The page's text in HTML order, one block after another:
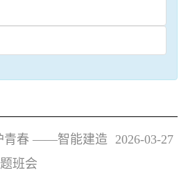
2026-03-27
青春 ——智能建造
班会